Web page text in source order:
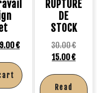
€
RUPTURE
DE
STOCK
30.00€
15.00€
Read